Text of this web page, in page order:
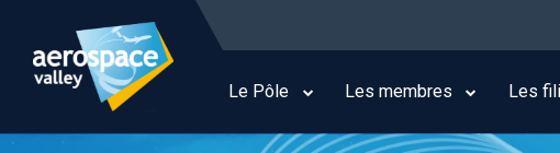
contenu
principal
navigation
Le Pôle Les membres Les